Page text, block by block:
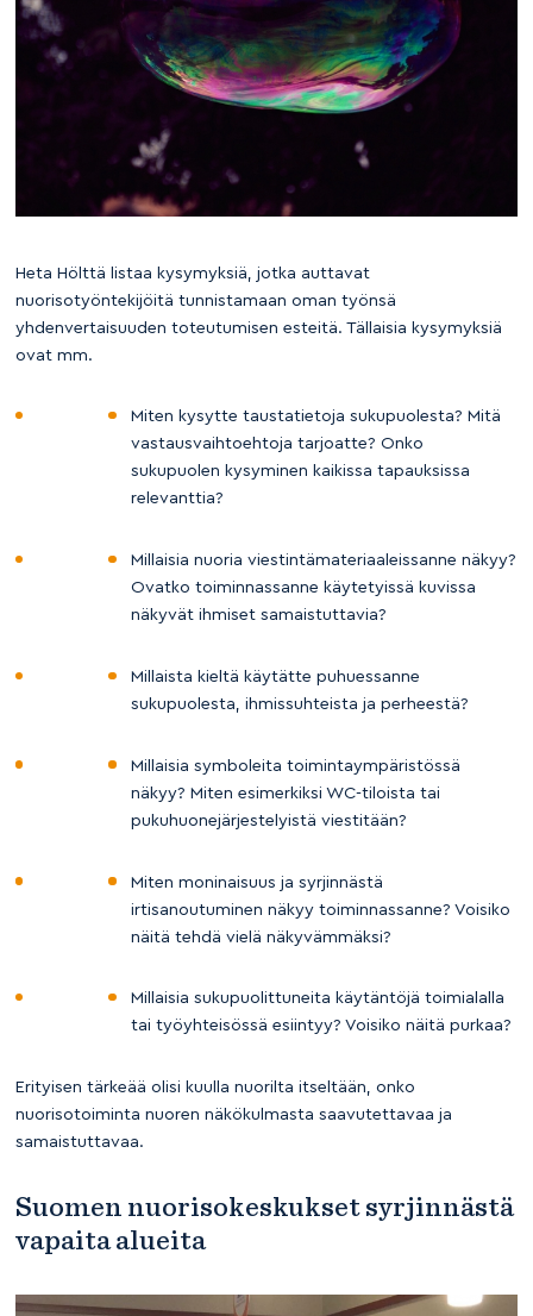
Heta Hölttä listaa kysymyksiä, jotka auttavat
nuorisotyöntekijöitä tunnistamaan oman työnsä
yhdenvertaisuuden toteutumisen esteitä. Tällaisia kysymyksiä
ovat mm.
Miten kysytte taustatietoja sukupuolesta? Mitä
vastausvaihtoehtoja tarjoatte? Onko
sukupuolen kysyminen kaikissa tapauksissa
relevanttia?
Millaisia nuoria viestintämateriaaleissanne näkyy?
Ovatko toiminnassanne käytetyissä kuvissa
näkyvät ihmiset samaistuttavia?
Millaista kieltä käytätte puhuessanne
sukupuolesta, ihmissuhteista ja perheestä?
Millaisia symboleita toimintaympäristössä
näkyy? Miten esimerkiksi WC-tiloista tai
pukuhuonejärjestelyistä viestitään?
Miten moninaisuus ja syrjinnästä
irtisanoutuminen näkyy toiminnassanne? Voisiko
näitä tehdä vielä näkyvämmäksi?
Millaisia sukupuolittuneita käytäntöjä toimialalla
tai työyhteisössä esiintyy? Voisiko näitä purkaa?
Erityisen tärkeää olisi kuulla nuorilta itseltään, onko
nuorisotoiminta nuoren näkökulmasta saavutettavaa ja
samaistuttavaa.
Suomen nuorisokeskukset syrjinnästä
vapaita alueita